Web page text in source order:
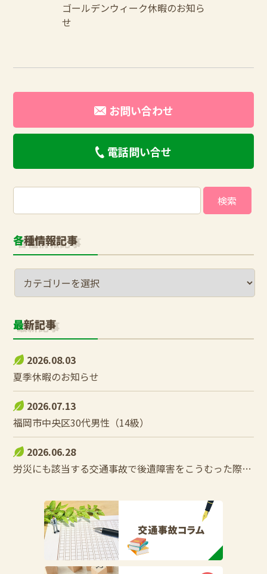
ゴールデンウィーク休暇のお知ら
せ
お問い合わせ
電話問い合せ
索:
各種情報記事
最新記事
2026.08.03
夏季休暇のお知らせ
2026.07.13
福岡市中央区30代男性（14級）
2026.06.28
労災にも該当する交通事故で後遺障害をこうむった際の控除調整とは？